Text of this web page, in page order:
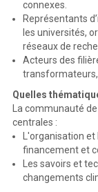
connexes.
Représentants
les universités,
réseaux de
Acteurs des
Quelles
La communauté
centrales :
L'organisation
financement et
Les savoirs et
changements